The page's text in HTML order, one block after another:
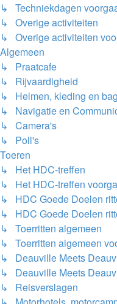
↳ Techniekdagen
↳ Overige activiteiten
↳ Overige activiteiten
Algemeen
↳ Praatcafe
↳ Rijvaardigheid
↳ Helmen, kleding en
↳ Navigatie en
↳ Camera's
↳ Poll's
Toeren
↳ Het HDC-treffen
↳ Het HDC-treffen
↳ HDC Goede Doelen
↳ HDC Goede Doelen
↳ Toerritten algemeen
↳ Toerritten algemeen
↳ Deauville Meets
↳ Deauville Meets
↳ Reisverslagen